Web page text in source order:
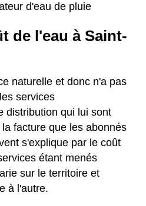
d'eau de pluie
de l'eau à Saint-
naturelle et donc n'a pas
services
distribution qui lui sont
facture que les abonnés
s'explique par le coût
étant menés
sur le territoire et
à l'autre.